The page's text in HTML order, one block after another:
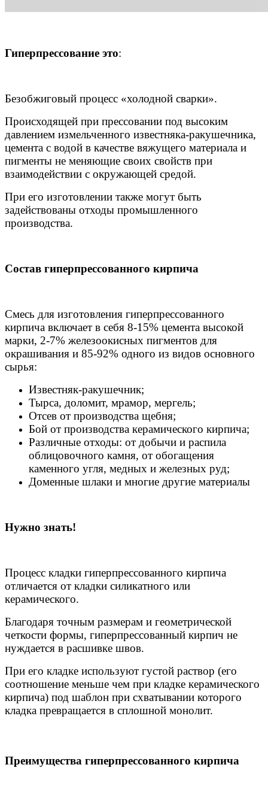
Гиперпрессование это:
Безобжиговый процесс «холодной сварки».
Происходящей при прессовании под высоким
давлением измельченного известняка-ракушечника,
цемента с водой в качестве вяжущего материала и
пигменты не меняющие своих свойств при
взаимодействии с окружающей средой.
При его изготовлении также могут быть
задействованы отходы промышленного
производства.
Состав гиперпрессованного кирпича
Смесь для изготовления гиперпрессованного
кирпича включает в себя 8-15% цемента высокой
марки, 2-7% железоокисных пигментов для
окрашивания и 85-92% одного из видов основного
сырья:
Известняк-ракушечник;
Тырса, доломит, мрамор, мергель;
Отсев от производства щебня;
Бой от производства керамического кирпича;
Различные отходы: от добычи и распила
облицовочного камня, от обогащения
каменного угля, медных и железных руд;
Доменные шлаки и многие другие материалы
Нужно знать!
Процесс кладки гиперпрессованного кирпича
отличается от кладки силикатного или
керамического.
Благодаря точным размерам и геометрической
четкости формы, гиперпрессованный кирпич не
нуждается в расшивке швов.
При его кладке используют густой раствор (его
соотношение меньше чем при кладке керамического
кирпича) под шаблон при схватывании которого
кладка превращается в сплошной монолит.
Преимущества гиперпрессованного кирпича